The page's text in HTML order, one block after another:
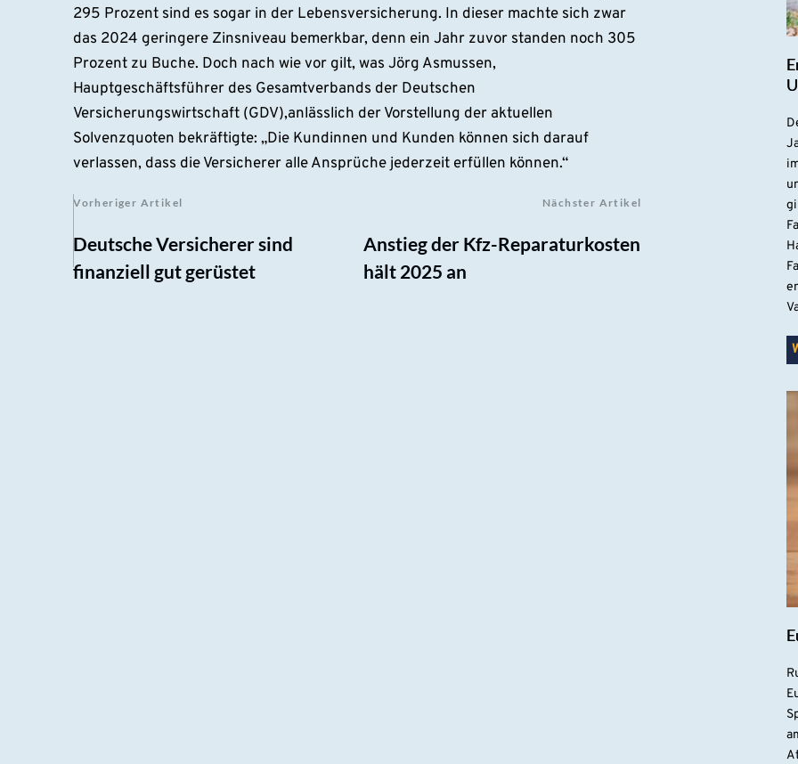
295 Prozent sind es sogar in der Lebensversicherung. In dieser machte sich zwar
das 2024 geringere Zinsniveau bemerkbar, denn ein Jahr zuvor standen noch 305
Prozent zu Buche. Doch nach wie vor gilt, was Jörg Asmussen,
Hauptgeschäftsführer des Gesamtverbands der Deutschen
Versicherungswirtschaft (GDV),anlässlich der Vorstellung der aktuellen
Solvenzquoten bekräftigte: „Die Kundinnen und Kunden können sich darauf
verlassen, dass die Versicherer alle Ansprüche jederzeit erfüllen können.“
Vorheriger Artikel Nächster Artikel
Deutsche Versicherer sind
finanziell gut gerüstet
Anstieg der Kfz-Reparaturkosten
hält 2025 an